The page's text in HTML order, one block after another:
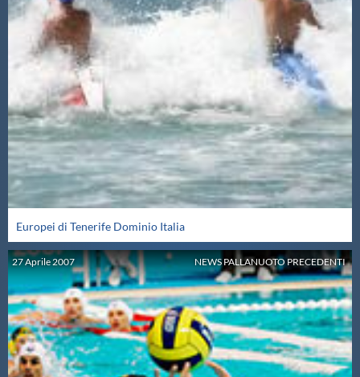
Europei di Tenerife Dominio Italia
NEWS PALLANUOTO PRECEDENTI
27Aprile2007